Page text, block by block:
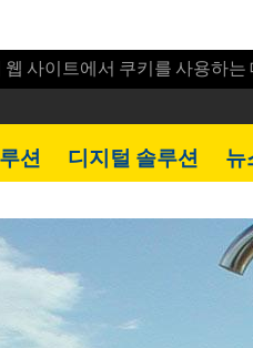
사이트에서 쿠키를 사용하는
션 디지털 솔루션 뉴